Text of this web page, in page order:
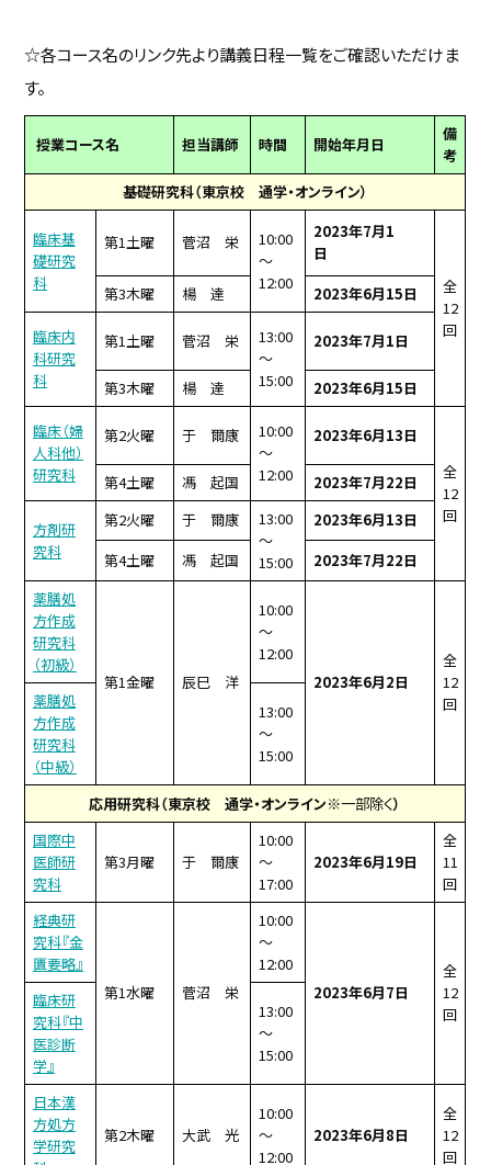
☆各コース名のリンク先より講義日程一覧をご確認いただけま
す。
授業コース名 担当講師 時間 開始年月日
備
考
基礎研究科（東京校 通学・オンライン）
臨床基
礎研究
科
第1土曜 菅沼 栄
10:00
～
12:00
2023年7月1
日
全
12
回
第3木曜 楊 達 2023年6月15日
臨床内
科研究
科
第1土曜 菅沼 栄
13:00
～
15:00
2023年7月1日
第3木曜 楊 達 2023年6月15日
臨床（婦
人科他）
研究科
第2火曜 于 爾康
10:00
～
12:00
2023年6月13日
全
12
回
第4土曜 馮 起国 2023年7月22日
方剤研
究科
第2火曜 于 爾康
13:00
～
15:00
2023年6月13日
第4土曜
馮 起国 2023年7月22日
薬膳処
方作成
研究科
（初級）
第1金曜
辰巳 洋
10:00
～
12:00
2023年6月2日
全
12
回
薬膳処
方作成
研究科
（中級）
13:00
～
15:00
応用研究科（東京校 通学・オンライン※一部除く）
国際中
医師研
究科
第3月曜 于 爾康
10:00
～
17:00
2023年6月19日
全
11
回
経典研
究科『金
匱要略』
第1水曜
菅沼 栄
10:00
～
12:00
2023年6月7日
全
12
回
臨床研
究科『中
医診断
学』
13:00
～
15:00
日本漢
方処方
学研究
第2木曜 大武 光
10:00
～
12:00
2023年6月8日
全
12
回